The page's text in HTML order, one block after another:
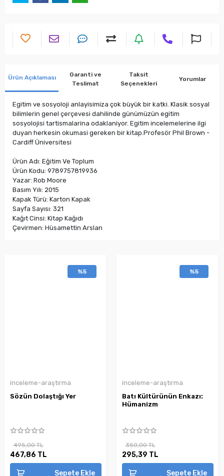
Ürün Açıklaması
Garanti ve
Teslimat
Taksit
Seçenekleri
Yorumlar
Egitim ve sosyoloji anlayisimiza çok büyük bir katki. Klasik sosyal
bilimlerin genel çerçevesi dahilinde günümüzün egitim
sosyolojisi tartismalarina odaklaniyor. Egitim incelemelerine ilgi
duyan herkesin okumasi gereken bir kitap.Profesör Phil Brown -
Cardiff Üniversitesi
Ürün Adı: Eğitim Ve Toplum
Ürün Kodu: 9789757819936
Yazar: Rob Moore
Basım Yılı: 2015
Kapak Türü: Karton Kapak
Sayfa Sayısı: 321
Kağıt Cinsi: Kitap Kağıdı
Çevirmen: Hüsamettin Arslan
%5
inceleme-araştırma
Sözün Dolaştığı Yer
495,00 TL
467,86 TL
Sepete Ekle
%5
inceleme-araştırma
Batı Kültürünün Enkazı:
Hümanizm
350,00 TL
295,39 TL
Sepete Ekle